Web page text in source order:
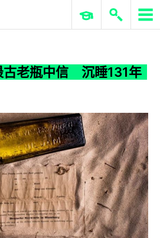
ERP 與商業 AI
古老瓶中信 沉睡131年